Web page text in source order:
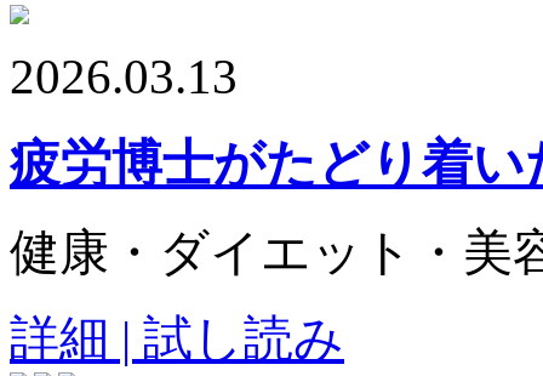
2026.03.13
疲労博士がたどり着
健康・ダイエット・美
詳細 | 試し読み